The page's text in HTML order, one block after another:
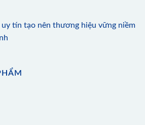
uy tín tạo nên thương hiệu vững niềm